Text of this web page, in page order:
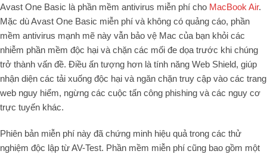
Avast One Basic là phần mềm antivirus miễn phí cho MacBook Air.
Mặc dù Avast One Basic miễn phí và không có quảng cáo, phần
mềm antivirus mạnh mẽ này vẫn bảo vệ Mac của bạn khỏi các
nhiễm phần mềm độc hại và chặn các mối đe dọa trước khi chúng
trở thành vấn đề. Điều ấn tượng hơn là tính năng Web Shield, giúp
nhận diện các tải xuống độc hại và ngăn chặn truy cập vào các trang
web nguy hiểm, ngừng các cuộc tấn công phishing và các nguy cơ
trực tuyến khác.
Phiên bản miễn phí này đã chứng minh hiệu quả trong các thử
nghiệm độc lập từ AV-Test. Phần mềm miễn phí cũng bao gồm một